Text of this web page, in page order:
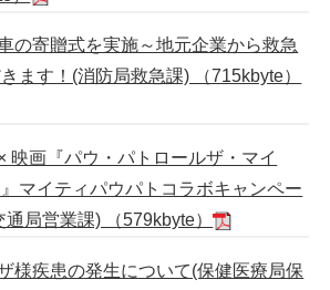
の寄贈式を実施～地元企業から救急
ます！(消防局救急課) （715kbyte）
映画『パウ・パトロールザ・マイ
マイティパウパトコラボキャンペー
通局営業課) （579kbyte）
様疾患の発生について(保健医療局保